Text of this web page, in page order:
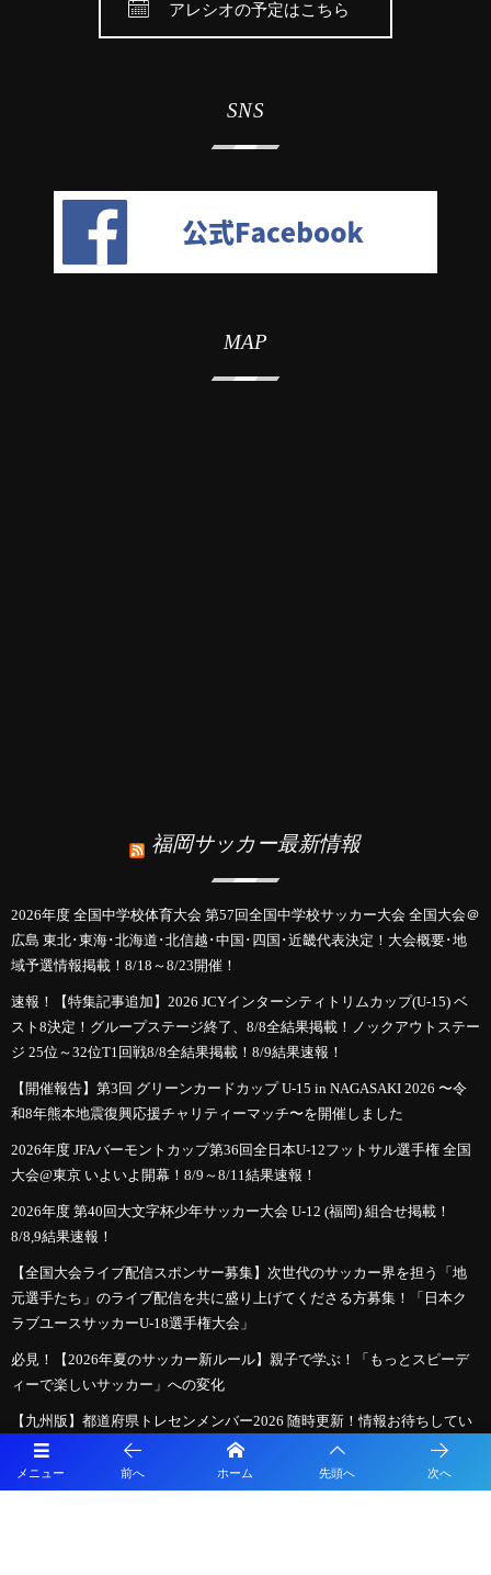
メニュー 前へ ホーム 先頭へ 次へ
アレシオの予定はこちら
SNS
MAP
福岡サッカー最新情報
2026年度 全国中学校体育大会 第57回全国中学校サッカー大会 全国大会＠
広島 東北･東海･北海道･北信越･中国･四国･近畿代表決定！大会概要･地
域予選情報掲載！8/18～8/23開催！
速報！【特集記事追加】2026 JCYインターシティトリムカップ(U-15) ベ
スト8決定！グループステージ終了、8/8全結果掲載！ノックアウトステー
ジ 25位～32位T1回戦8/8全結果掲載！8/9結果速報！
【開催報告】第3回 グリーンカードカップ U-15 in NAGASAKI 2026 〜令
和8年熊本地震復興応援チャリティーマッチ〜を開催しました
2026年度 JFAバーモントカップ第36回全日本U-12フットサル選手権 全国
大会@東京 いよいよ開幕！8/9～8/11結果速報！
2026年度 第40回大文字杯少年サッカー大会 U-12 (福岡) 組合せ掲載！
8/8,9結果速報！
【全国大会ライブ配信スポンサー募集】次世代のサッカー界を担う「地
元選手たち」のライブ配信を共に盛り上げてくださる方募集！「日本ク
ラブユースサッカーU-18選手権大会」
必見！【2026年夏のサッカー新ルール】親子で学ぶ！「もっとスピーデ
ィーで楽しいサッカー」への変化
【九州版】都道府県トレセンメンバー2026 随時更新！情報お待ちしてい
ます！
【特集記事追加】2026年度 第41回日本クラブユースサッカー選手権（U-